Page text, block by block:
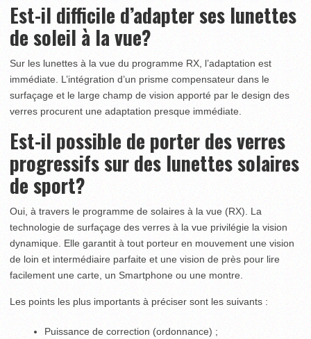
Est-il difficile d’adapter ses lunettes
de soleil à la vue?
Sur les lunettes à la vue du programme RX, l’adaptation est
immédiate. L’intégration d’un prisme compensateur dans le
surfaçage et le large champ de vision apporté par le design des
verres procurent une adaptation presque immédiate.
Est-il possible de porter des verres
progressifs sur des lunettes solaires
de sport?
Oui, à travers le programme de solaires à la vue (RX). La
technologie de surfaçage des verres à la vue privilégie la vision
dynamique. Elle garantit à tout porteur en mouvement une vision
de loin et intermédiaire parfaite et une vision de près pour lire
facilement une carte, un Smartphone ou une montre.
Les points les plus importants à préciser sont les suivants :
Puissance de correction (ordonnance) ;